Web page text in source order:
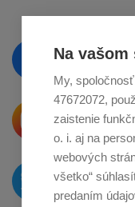
Vzdelávajte
Krásne
o
O novinkách
na Twitteri
Na
My,
47672072,
zaistenie
o. i. aj na
webových
všetko“
predaním